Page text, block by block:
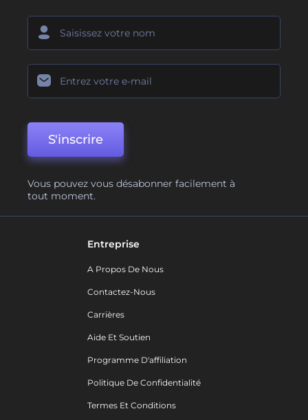
S'inscrire
Vous pouvez vous désabonner facilement à
tout moment.
Entreprise
A Propos De Nous
Contactez-Nous
Carrières
Aide Et Soutien
Programme D'affiliation
Politique De Confidentialité
Termes Et Conditions